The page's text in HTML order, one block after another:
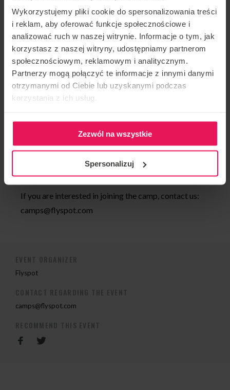
Wykorzystujemy pliki cookie do spersonalizowania treści
i reklam, aby oferować funkcje społecznościowe i
analizować ruch w naszej witrynie. Informacje o tym, jak
korzystasz z naszej witryny, udostępniamy partnerom
społecznościowym, reklamowym i analitycznym.
Partnerzy mogą połączyć te informacje z innymi danymi
otrzymanymi od Ciebie lub uzyskanymi podczas
korzystania z ich usług.
Zezwól na wszystkie
Spersonalizuj
2nd place – European championships 2018, Voss,
Norway
AchievementsFabian :
More than 2,000 hours in the tunnel
Over 10 years of professional tunnel coaching
Multiple winner of many competitions, including as
teammate of Rafael
If you are interested in joining the camp, contact us:
camps@flyspot.com
Flyspot
camps@flyspot.com